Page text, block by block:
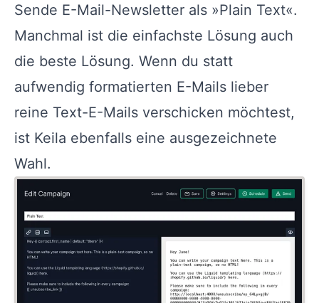
Sende E-Mail-Newsletter als »Plain Text«.
Manchmal ist die einfachste Lösung auch
die beste Lösung. Wenn du statt
aufwendig formatierten E-Mails lieber
reine Text-E-Mails verschicken möchtest,
ist Keila ebenfalls eine ausgezeichnete
Wahl.